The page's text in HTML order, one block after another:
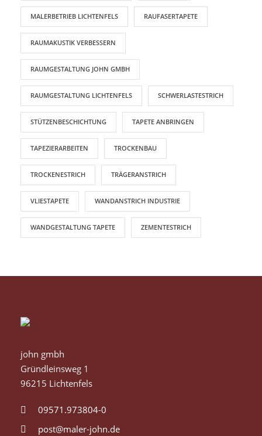
MALERBETRIEB LICHTENFELS RAUFASERTAPETE
RAUMAKUSTIK VERBESSERN
RAUMGESTALTUNG JOHN GMBH
RAUMGESTALTUNG LICHTENFELS SCHWERLASTESTRICH
STÜTZENBESCHICHTUNG TAPETE ANBRINGEN
TAPEZIERARBEITEN TROCKENBAU
TROCKENESTRICH TRÄGERANSTRICH
VLIESTAPETE WANDANSTRICH INDUSTRIE
WANDGESTALTUNG TAPETE ZEMENTESTRICH
john gmbh
Gründleinsweg 1
96215 Lichtenfels
09571.973804-0
post@maler-john.de